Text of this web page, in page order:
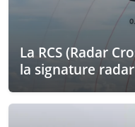
La RCS (Radar
la signature radar